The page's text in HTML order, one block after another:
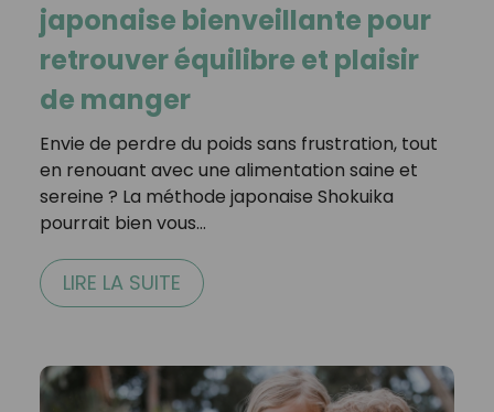
japonaise bienveillante pour
retrouver équilibre et plaisir
de manger
Envie de perdre du poids sans frustration, tout
en renouant avec une alimentation saine et
sereine ? La méthode japonaise Shokuika
pourrait bien vous…
LIRE LA SUITE